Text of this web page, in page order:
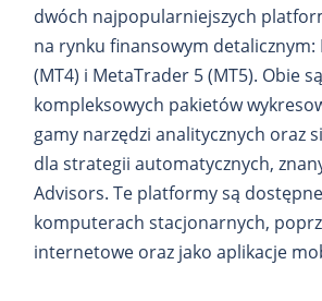
dwóch najpopularniejszych
na rynku finansowym detalicznym:
(MT4) i MetaTrader 5 (MT5). Obie
kompleksowych pakietów
gamy narzędzi analitycznych oraz
dla strategii automatycznych,
Advisors. Te platformy są
komputerach stacjonarnych,
internetowe oraz jako aplikacje